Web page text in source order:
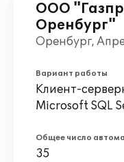
ООО
Оренбург"
Оренбург,
Вариант работы
Клиент-
Microsoft SQL
Общее число
35